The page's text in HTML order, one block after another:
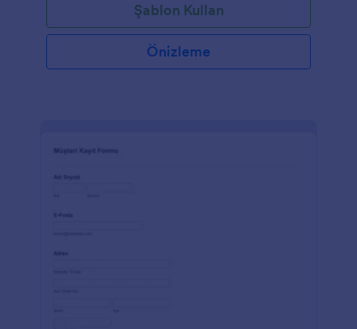
Şablon Kullan
Önizleme